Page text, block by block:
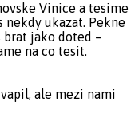
Vinice a tesime
nekdy ukazat. Pekne
jako doted –
na co tesit.
ale mezi nami